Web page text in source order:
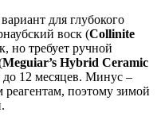
для глубокого
воск (Collinite
но требует ручной
Meguiar’s Hybrid Ceramic
12 месяцев. Минус –
реагентам, поэтому зимой